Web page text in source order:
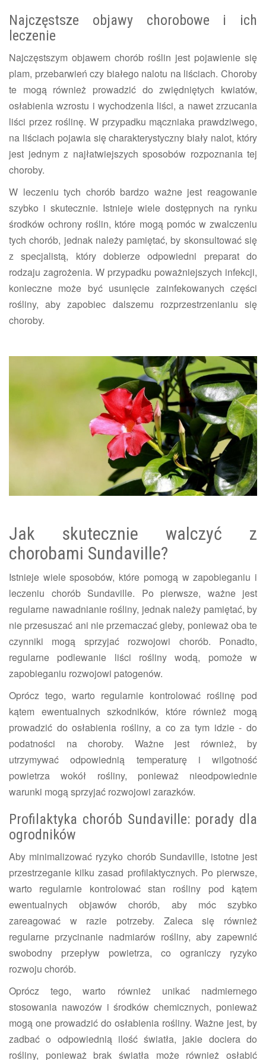
Najczęstsze objawy chorobowe i ich
leczenie
Najczęstszym objawem chorób roślin jest pojawienie się
plam, przebarwień czy białego nalotu na liściach. Choroby
te mogą również prowadzić do zwiędniętych kwiatów,
osłabienia wzrostu i wychodzenia liści, a nawet zrzucania
liści przez roślinę. W przypadku mączniaka prawdziwego,
na liściach pojawia się charakterystyczny biały nalot, który
jest jednym z najłatwiejszych sposobów rozpoznania tej
choroby.
W leczeniu tych chorób bardzo ważne jest reagowanie
szybko i skutecznie. Istnieje wiele dostępnych na rynku
środków ochrony roślin, które mogą pomóc w zwalczeniu
tych chorób, jednak należy pamiętać, by skonsultować się
z specjalistą, który dobierze odpowiedni preparat do
rodzaju zagrożenia. W przypadku poważniejszych infekcji,
konieczne może być usunięcie zainfekowanych części
rośliny, aby zapobiec dalszemu rozprzestrzenianiu się
choroby.
Jak skutecznie walczyć z
chorobami Sundaville?
Istnieje wiele sposobów, które pomogą w zapobieganiu i
leczeniu chorób Sundaville. Po pierwsze, ważne jest
regularne nawadnianie rośliny, jednak należy pamiętać, by
nie przesuszać ani nie przemaczać gleby, ponieważ oba te
czynniki mogą sprzyjać rozwojowi chorób. Ponadto,
regularne podlewanie liści rośliny wodą, pomoże w
zapobieganiu rozwojowi patogenów.
Oprócz tego, warto regularnie kontrolować roślinę pod
kątem ewentualnych szkodników, które również mogą
prowadzić do osłabienia rośliny, a co za tym idzie - do
podatności na choroby. Ważne jest również, by
utrzymywać odpowiednią temperaturę i wilgotność
powietrza wokół rośliny, ponieważ nieodpowiednie
warunki mogą sprzyjać rozwojowi zarazków.
Profilaktyka chorób Sundaville: porady dla
ogrodników
Aby minimalizować ryzyko chorób Sundaville, istotne jest
przestrzeganie kilku zasad profilaktycznych. Po pierwsze,
warto regularnie kontrolować stan rośliny pod kątem
ewentualnych objawów chorób, aby móc szybko
zareagować w razie potrzeby. Zaleca się również
regularne przycinanie nadmiarów rośliny, aby zapewnić
swobodny przepływ powietrza, co ograniczy ryzyko
rozwoju chorób.
Oprócz tego, warto również unikać nadmiernego
stosowania nawozów i środków chemicznych, ponieważ
mogą one prowadzić do osłabienia rośliny. Ważne jest, by
zadbać o odpowiednią ilość światła, jakie dociera do
rośliny, ponieważ brak światła może również osłabić